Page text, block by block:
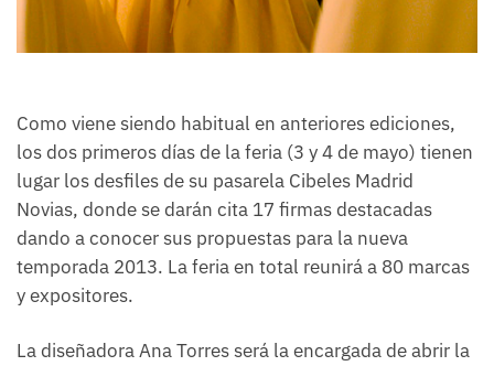
Como viene siendo habitual en anteriores ediciones,
los dos primeros días de la feria (3 y 4 de mayo) tienen
lugar los desfiles de su pasarela Cibeles Madrid
Novias, donde se darán cita 17 firmas destacadas
dando a conocer sus propuestas para la nueva
temporada 2013. La feria en total reunirá a 80 marcas
y expositores.
La diseñadora Ana Torres será la encargada de abrir la